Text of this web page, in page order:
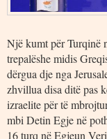
Një kumt për Turqinë
trepalëshe midis
dërgua dje nga
zhvillua disa ditë pas
izraelite për të
mbi Detin Egje në
16 turq në Egjeun